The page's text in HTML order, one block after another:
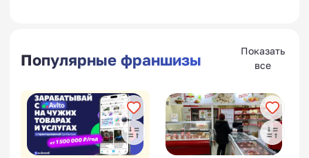
Популярные франшизы
Показать
все